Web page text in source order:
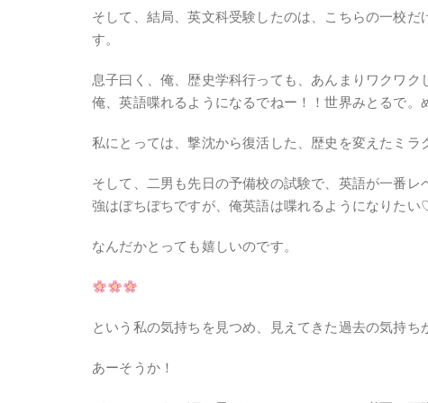
そして、結局、英文科受験したのは、こちらの一校
す。
息子曰く、俺、歴史学科行っても、あんまりワクワク
俺、英語喋れるようになるでねー！！世界みとるで
私にとっては、撃沈から復活した、歴史を変えたミラ
そして、二男も先日の予備校の試験で、英語が一番
強はぼちぼちですが、俺英語は喋れるようになりたい
なんだかとっても嬉しいのです。
という私の気持ちを見つめ、見えてきた過去の気持ち
あーそうか！